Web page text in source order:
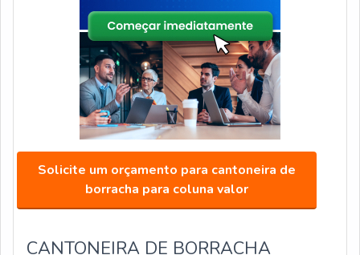
Solicite um orçamento para cantoneira de
borracha para coluna valor
CANTONEIRA DE BORRACHA